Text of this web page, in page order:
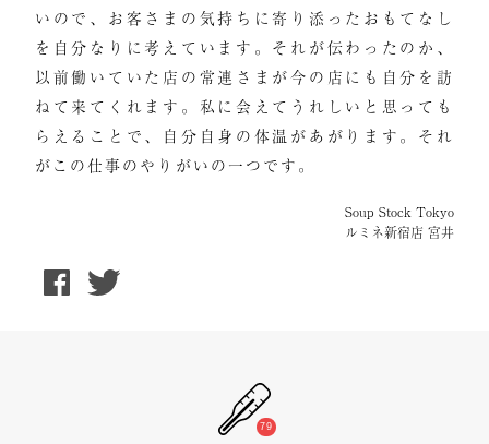
いので、お客さまの気持ちに寄り添ったおもてなし
を自分なりに考えています。それが伝わったのか、
以前働いていた店の常連さまが今の店にも自分を訪
ねて来てくれます。私に会えてうれしいと思っても
らえることで、自分自身の体温があがります。それ
がこの仕事のやりがいの一つです。
Soup Stock Tokyo
ルミネ新宿店 宮井
79